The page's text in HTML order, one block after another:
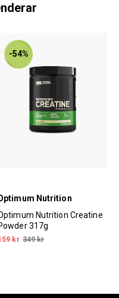
-54%
Nutrition
Nutrition Creatine
317g
kr 349 kr